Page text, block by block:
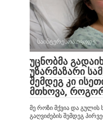
საინტერესოა იცოდე
უცნობმა
უზარმაზარი
შემდეგ კი
მთხოვა,
მე როზი მქვია და გულის
გაღვიძების შემდეგ